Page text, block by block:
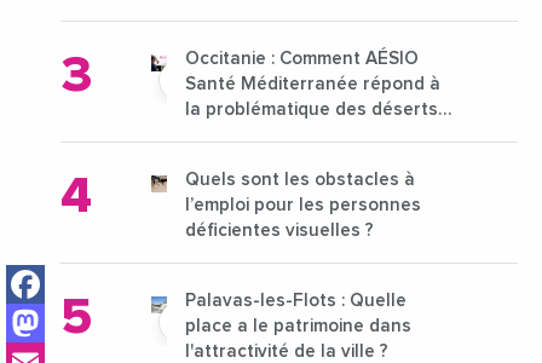
Facebook
Mastodon
Occitanie : Comment AÉSIO
Santé Méditerranée répond à
la problématique des déserts
Quels sont les obstacles à
l’emploi pour les personnes
déficientes visuelles ?
Palavas-les-Flots : Quelle
place a le patrimoine dans
l'attractivité de la ville ?